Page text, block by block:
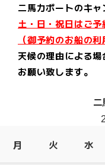
二馬力ボートのキャ
土・日・祝日はご
（御予約のお船の
天候の理由による
お願い致します。
二
月 火 水